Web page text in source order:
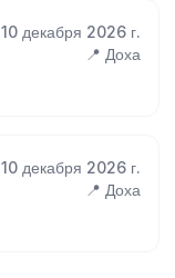
10 декабря 2026 г.
📍 Доха
10 декабря 2026 г.
📍 Доха